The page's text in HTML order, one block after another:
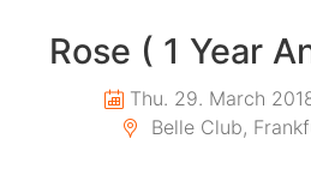
Rose ( 1 Year
Thu. 29. March
Belle Club,